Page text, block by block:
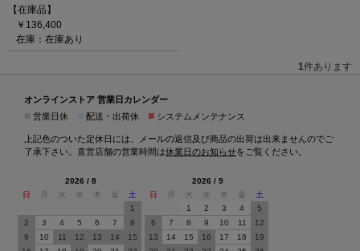
【在庫品】
￥136,400
在庫：在庫あり
1件あります
オンラインストア 営業日カレンダー
営業日休 配送・出荷休 ■ システムメンテナンス
上記色のついた定休日には、メールの返信及び商品の出荷は出来ませんのでご
了承下さい。直営店舗の営業時間は休業日のお知らせをご覧ください。
2026 / 8
日
月 火 水 木 金
土
1
2
3 4 5 6 7
8
9
10 11 12 13 14
15
2026 / 9
日
月 火 水 木 金
土
1
2 3 4
5
6
7 8 9 10 11
12
13
14 15 16 17 18
19